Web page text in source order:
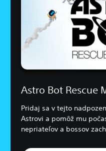
Astro Bot Rescue
Pridaj sa v tejto
Astrovi a pomôž mu
nepriateľov a bossov